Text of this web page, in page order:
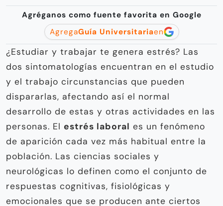
Agréganos como fuente favorita en Google
AgregaGuía Universitariaen
¿Estudiar y trabajar te genera estrés? Las
dos sintomatologías encuentran en el estudio
y el trabajo circunstancias que pueden
dispararlas, afectando así el normal
desarrollo de estas y otras actividades en las
personas. El estrés laboral es un fenómeno
de aparición cada vez más habitual entre la
población. Las ciencias sociales y
neurológicas lo definen como el conjunto de
respuestas cognitivas, fisiológicas y
emocionales que se producen ante ciertos